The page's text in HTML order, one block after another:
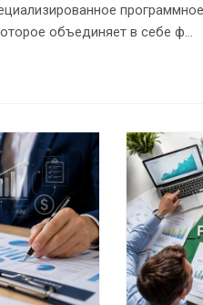
объединяет в себе ф...